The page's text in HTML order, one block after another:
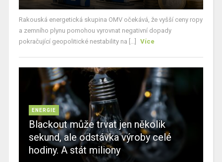
Rakouská energetická skupina OMV očekává, že vyšší ceny ropy
a zemního plynu pomohou vyrovnat negativní dopady
pokračující geopolitické nestability na [...]
Více
ENERGIE
Blackout může trvat jen několik
sekund, ale odstávka výroby celé
hodiny. A stát miliony